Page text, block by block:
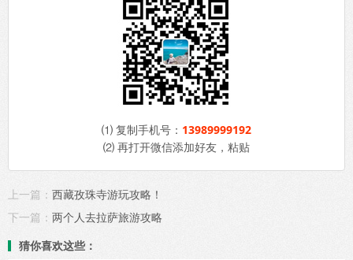
⑴ 复制手机号： 13989999192
⑵ 再打开微信添加好友，粘贴
上一篇： 西藏孜珠寺游玩攻略！
下一篇： 两个人去拉萨旅游攻略
猜你喜欢这些：